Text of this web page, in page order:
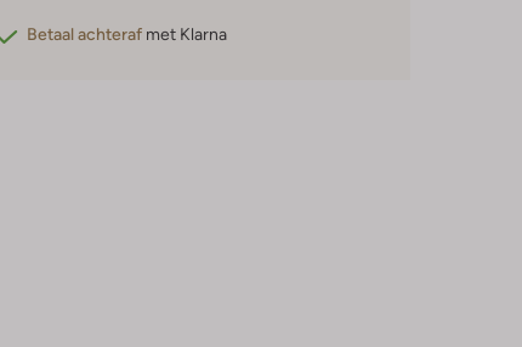
Betaal achteraf met Klarna